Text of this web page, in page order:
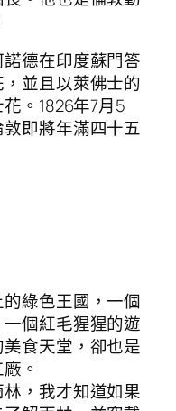
德在印度蘇門答
並且以萊佛士的
。1826年7月5
即將年滿四十五
綠色王國，一個
個紅毛猩猩的遊
食天堂，卻也是
。
，我才知道如果